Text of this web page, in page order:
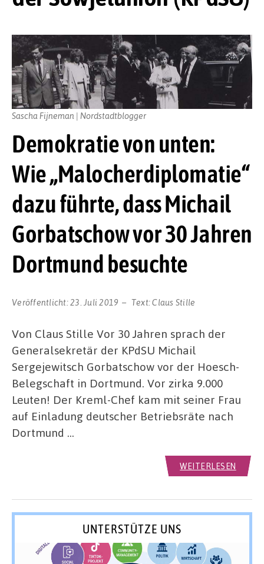
Demokratie von unten:
Wie „Malocherdiplomatie“
dazu führte, dass Michail
Gorbatschow vor 30 Jahren
Dortmund besuchte
Veröffentlicht:23. Juli 2019 Text:Claus Stille
Sascha Fijneman | Nordstadtblogger
Von Claus Stille Vor 30 Jahren sprach der
Generalsekretär der KPdSU Michail
Sergejewitsch Gorbatschow vor der Hoesch-
Belegschaft in Dortmund. Vor zirka 9.000
Leuten! Der Kreml-Chef kam mit seiner Frau
auf Einladung deutscher Betriebsräte nach
Dortmund …
WEITERLESEN
UNTERSTÜTZE UNS